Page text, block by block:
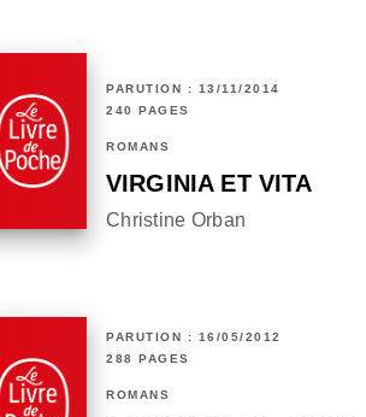
PARUTION : 13/11/2014
240 PAGES
ROMANS
VIRGINIA ET VITA
Christine Orban
PARUTION : 16/05/2012
288 PAGES
ROMANS